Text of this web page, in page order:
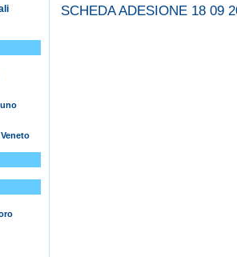
SCHEDA ADESIONE 18 09